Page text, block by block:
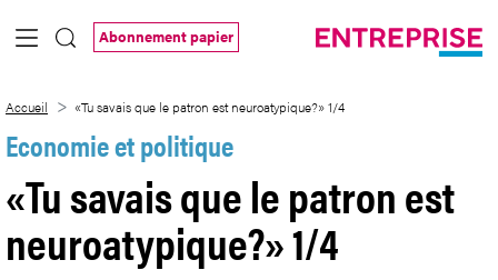
Saut au contenu principal
Abonnement papier
Accueil «Tu savais que le patron est neuroatypique?» 1/4
Economie et politique
«Tu savais que le patron est
neuroatypique?» 1/4